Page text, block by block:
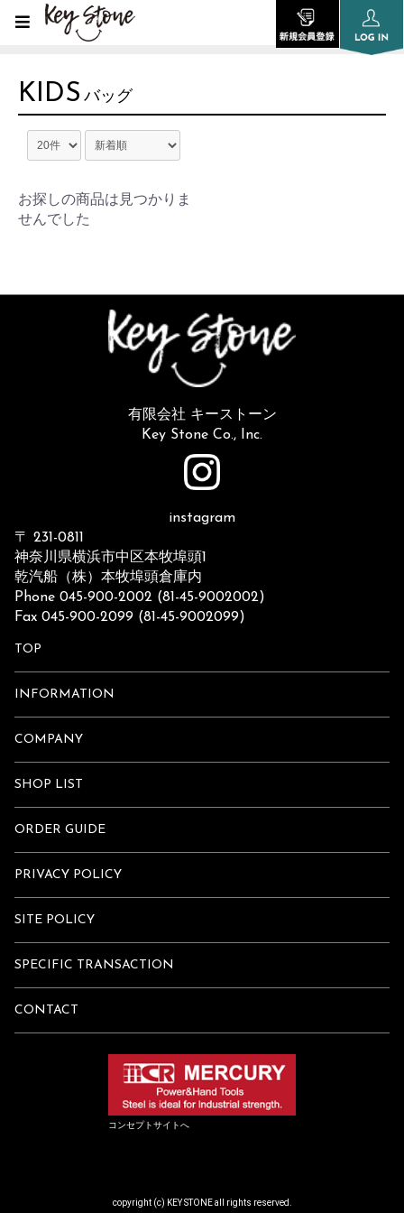
KIDS バッグ
お探しの商品は見つかりま
せんでした
有限会社 キーストーン
Key Stone Co., Inc.
instagram
〒 231-0811
神奈川県横浜市中区本牧埠頭1
乾汽船（株）本牧埠頭倉庫内
Phone 045-900-2002 (81-45-9002002)
Fax 045-900-2099 (81-45-9002099)
TOP
INFORMATION
COMPANY
SHOP LIST
ORDER GUIDE
PRIVACY POLICY
SITE POLICY
SPECIFIC TRANSACTION
CONTACT
コンセプトサイトへ
copyright (c) KEY STONE all rights reserved.